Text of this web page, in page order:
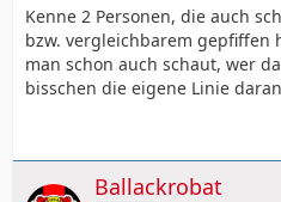
Kenne 2 Personen, die auch
bzw. vergleichbarem gepfiffen
man schon auch schaut, wer
bisschen die eigene Linie
Ballackrobat